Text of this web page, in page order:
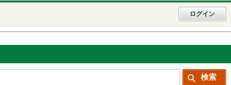
ログイン